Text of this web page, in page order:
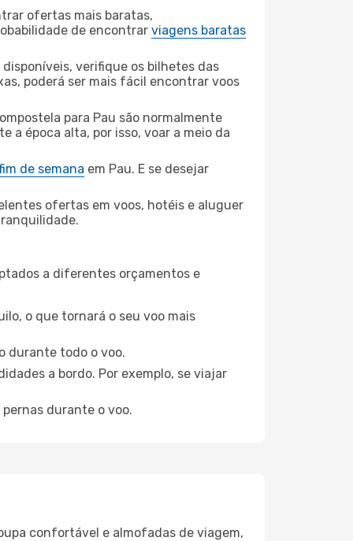
ofertas mais baratas,
de encontrar viagens baratas
verifique os bilhetes das
poderá ser mais fácil encontrar voos
para Pau são normalmente
época alta, por isso, voar a meio da
de semana em Pau. E se desejar
ofertas em voos, hotéis e aluguer
a diferentes orçamentos e
o que tornará o seu voo mais
durante todo o voo.
a bordo. Por exemplo, se viajar
durante o voo.
confortável e almofadas de viagem,